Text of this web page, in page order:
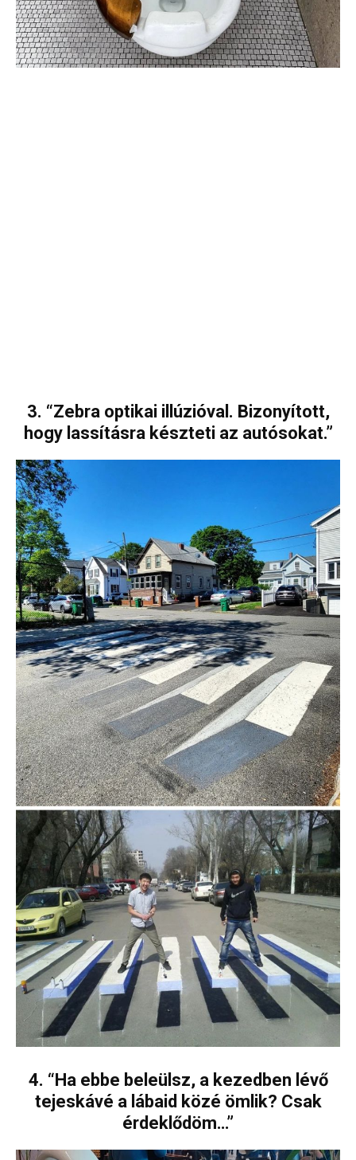
3. “Zebra optikai illúzióval. Bizonyított,
hogy lassításra készteti az autósokat.”
4. “Ha ebbe beleülsz, a kezedben lévő
tejeskávé a lábaid közé ömlik? Csak
érdeklődöm…”